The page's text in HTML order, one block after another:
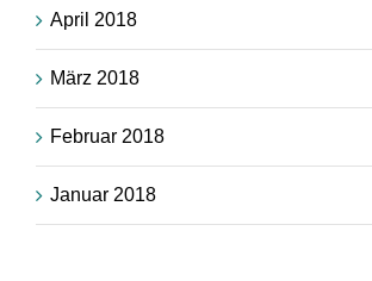
April 2018
März 2018
Februar 2018
Januar 2018